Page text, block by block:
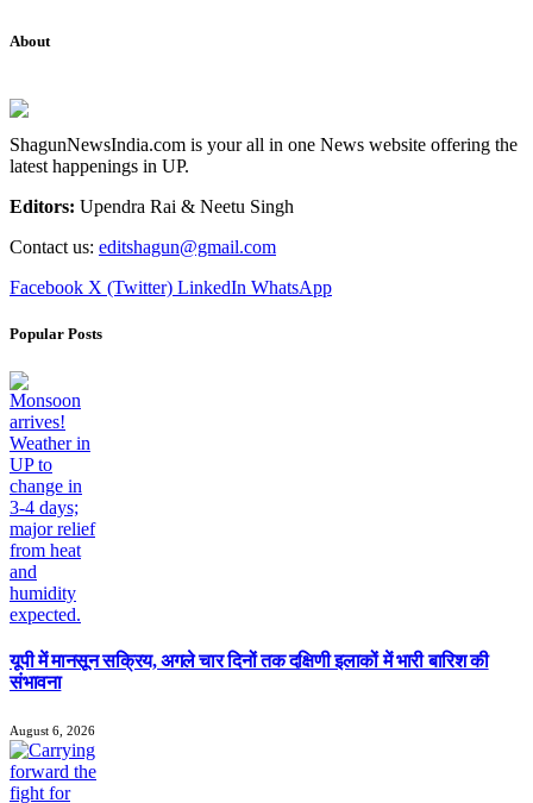
About
ShagunNewsIndia.com is your all in one News website offering the
latest happenings in UP.
Editors: Upendra Rai & Neetu Singh
Contact us: editshagun@gmail.com
Facebook X (Twitter) LinkedIn WhatsApp
Popular Posts
यूपी में मानसून सक्रिय, अगले चार दिनों तक दक्षिणी इलाकों में भारी बारिश की
संभावना
August 6, 2026